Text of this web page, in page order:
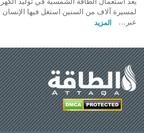
لمسيرة آلاف من السنين استغل فيها الإنسان
عبر…
المزيد